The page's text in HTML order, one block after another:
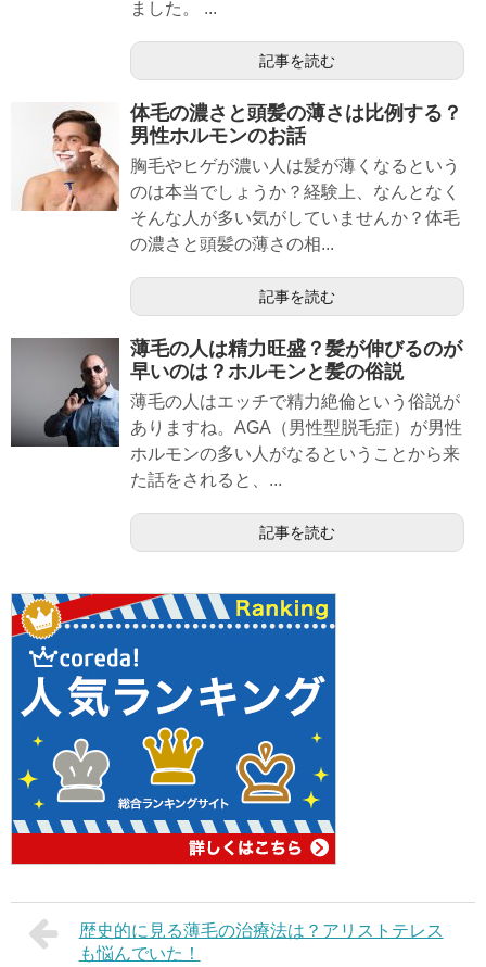
ました。 ...
記事を読む
体毛の濃さと頭髪の薄さは比例する？
男性ホルモンのお話
胸毛やヒゲが濃い人は髪が薄くなるという
のは本当でしょうか？経験上、なんとなく
そんな人が多い気がしていませんか？体毛
の濃さと頭髪の薄さの相...
記事を読む
薄毛の人は精力旺盛？髪が伸びるのが
早いのは？ホルモンと髪の俗説
薄毛の人はエッチで精力絶倫という俗説が
ありますね。AGA（男性型脱毛症）が男性
ホルモンの多い人がなるということから来
た話をされると、...
記事を読む
歴史的に見る薄毛の治療法は？アリストテレス
も悩んでいた！